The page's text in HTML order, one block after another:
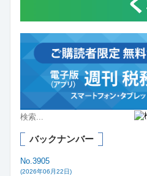
バックナンバー
No.3905
(2026年06月22日)